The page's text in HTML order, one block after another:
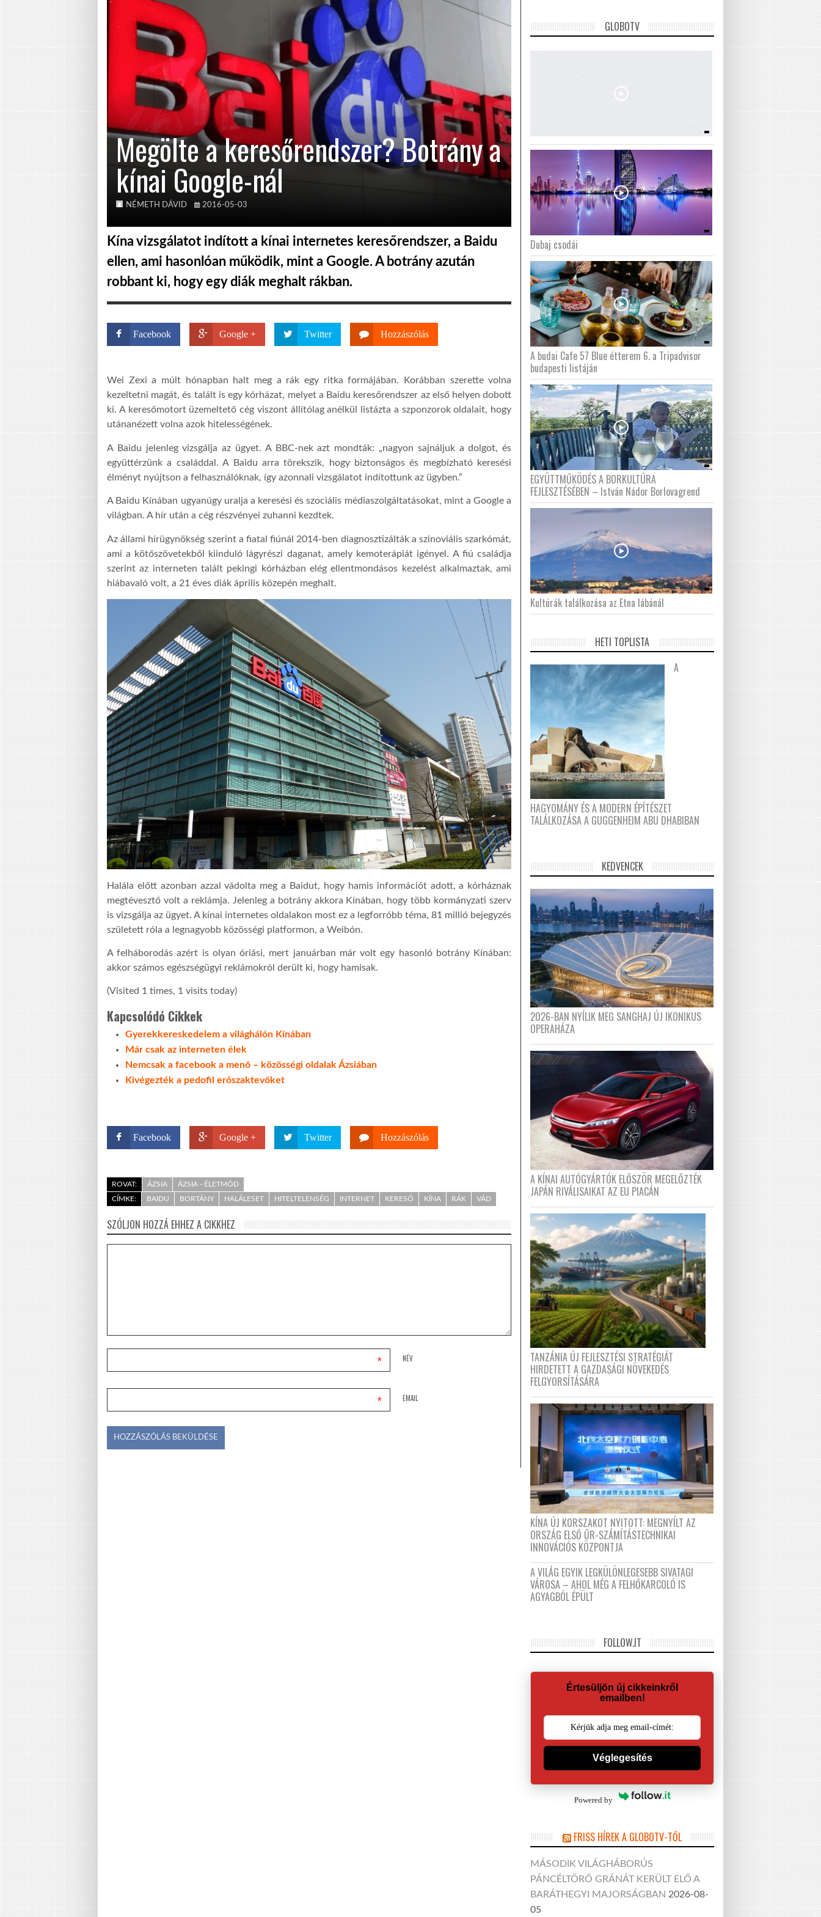
Megölte a keresőrendszer? Botrány a
kínai Google-nál
NÉMETH DÁVID 2016-05-03
Kína vizsgálatot indított a kínai internetes keresőrendszer, a Baidu
ellen, ami hasonlóan működik, mint a Google. A botrány azután
robbant ki, hogy egy diák meghalt rákban.
Facebook Google + Twitter Hozzászólás
Wei Zexi a múlt hónapban halt meg a rák egy ritka formájában. Korábban szerette volna
kezeltetni magát, és talált is egy kórházat, melyet a Baidu keresőrendszer az első helyen dobott
ki. A keresőmotort üzemeltető cég viszont állítólag anélkül listázta a szponzorok oldalait, hogy
utánanézett volna azok hitelességének.
A Baidu jelenleg vizsgálja az ügyet. A BBC-nek azt mondták: „nagyon sajnáljuk a dolgot, és
együttérzünk a családdal. A Baidu arra törekszik, hogy biztonságos és megbízható keresési
élményt nyújtson a felhasználóknak, így azonnali vizsgálatot indítottunk az ügyben.”
A Baidu Kínában ugyanúgy uralja a keresési és szociális médiaszolgáltatásokat, mint a Google a
világban. A hír után a cég részvényei zuhanni kezdtek.
Az állami hírügynökség szerint a fiatal fiúnál 2014-ben diagnosztizálták a szinoviális szarkómát,
ami a kötőszövetekből kiinduló lágyrészi daganat, amely kemoterápiát igényel. A fiú családja
szerint az interneten talált pekingi kórházban elég ellentmondásos kezelést alkalmaztak, ami
hiábavaló volt, a 21 éves diák április közepén meghalt.
Halála előtt azonban azzal vádolta meg a Baidut, hogy hamis információt adott, a kórháznak
megtévesztő volt a reklámja. Jelenleg a botrány akkora Kínában, hogy több kormányzati szerv
is vizsgálja az ügyet. A kínai internetes oldalakon most ez a legforróbb téma, 81 millió bejegyzés
született róla a legnagyobb közösségi platformon, a Weibón.
A felháborodás azért is olyan óriási, mert januárban már volt egy hasonló botrány Kínában:
akkor számos egészségügyi reklámokról derült ki, hogy hamisak.
(Visited 1 times, 1 visits today)
Kapcsolódó Cikkek
Gyerekkereskedelem a világhálón Kínában
Már csak az interneten élek
Nemcsak a facebook a menő – közösségi oldalak Ázsiában
Kivégezték a pedofil erőszaktevőket
Facebook Google + Twitter Hozzászólás
ROVAT: ÁZSIA
ÁZSIA - ÉLETMÓD
CÍMKE:
BAIDU BORTÁNY HALÁLESET HITELTELENSÉG INTERNET KERESŐ KÍNA RÁK VÁD
SZÓLJON HOZZÁ EHHEZ A CIKKHEZ
NÉV
*
EMAIL
*
GLOBOTV
Dubaj csodái
A budai Cafe 57 Blue étterem 6. a Tripadvisor
budapesti listáján
EGYÜTTMŰKÖDÉS A BORKULTÚRA
FEJLESZTÉSÉBEN – István Nádor Borlovagrend
Kultúrák találkozása az Etna lábánál
HETI TOPLISTA
A
HAGYOMÁNY ÉS A MODERN ÉPÍTÉSZET
TALÁLKOZÁSA A GUGGENHEIM ABU DHABIBAN
KEDVENCEK
2026-BAN NYÍLIK MEG SANGHAJ ÚJ IKONIKUS
OPERAHÁZA
A KÍNAI AUTÓGYÁRTÓK ELŐSZÖR MEGELŐZTÉK
JAPÁN RIVÁLISAIKAT AZ EU PIACÁN
TANZÁNIA ÚJ FEJLESZTÉSI STRATÉGIÁT
HIRDETETT A GAZDASÁGI NÖVEKEDÉS
FELGYORSÍTÁSÁRA
KÍNA ÚJ KORSZAKOT NYITOTT: MEGNYÍLT AZ
ORSZÁG ELSŐ ŰR-SZÁMÍTÁSTECHNIKAI
INNOVÁCIÓS KÖZPONTJA
A VILÁG EGYIK LEGKÜLÖNLEGESEBB SIVATAGI
VÁROSA – AHOL MÉG A FELHŐKARCOLÓ IS
AGYAGBÓL ÉPÜLT
FOLLOW.IT
Értesüljön új cikkeinkről
emailben!
Véglegesítés
Powered by
FRISS HÍREK A GLOBOTV-TŐL
MÁSODIK VILÁGHÁBORÚS
PÁNCÉLTÖRŐ GRÁNÁT KERÜLT ELŐ A
BARÁTHEGYI MAJORSÁGBAN 2026-08-
05